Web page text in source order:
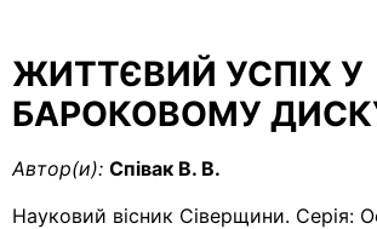
ЖИТТЄВИЙ УСПІХ У
БАРОКОВОМУ
Автор(и): Співак В. В.
Науковий вісник Сіверщини. Серія: